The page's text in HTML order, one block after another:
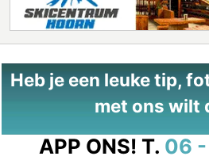
Heb je een leuke tip,
met ons wilt
APP ONS! T. 06 -